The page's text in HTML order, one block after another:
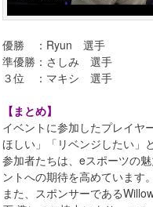
優勝 ：Ryun 選手
準優勝：さしみ 選手
３位 ：マキシ 選手
【まとめ】
イベントに参加したプレイヤ
ほしい」「リベンジしたい」
参加者たちは、eスポーツの
ントへの期待を高めています
また、スポンサーである